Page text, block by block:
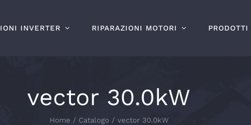
INVERTER RIPARAZIONI MOTORI PRODOTTI
vector 30.0kW
Home Catalogo vector 30.0kW